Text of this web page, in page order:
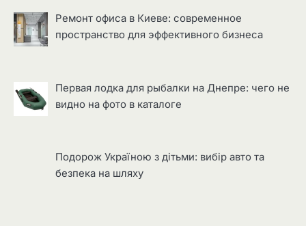
Ремонт офиса в Киеве: современное
пространство для эффективного бизнеса
Первая лодка для рыбалки на Днепре: чего не
видно на фото в каталоге
Подорож Україною з дітьми: вибір авто та
безпека на шляху